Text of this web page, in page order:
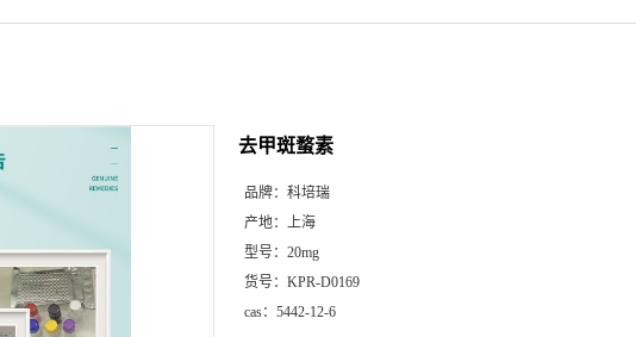
去甲斑蝥素
品牌： 科培瑞
产地：
上海
型号： 20mg
货号： KPR-D0169
cas： 5442-12-6